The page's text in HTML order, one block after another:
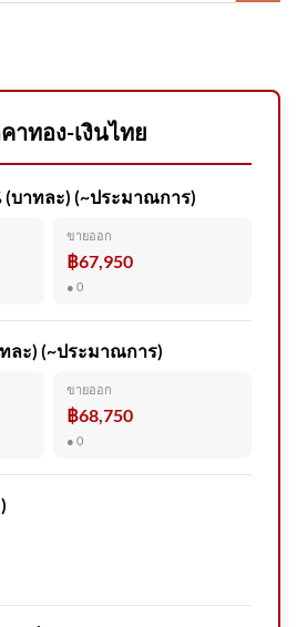
สถาบันอิศรา-สสส.ถอดบทเรียน
หลักสูตร AI4Media ครั้งที่ 1
กลุ่มบรรณาธิการและผู้ปฏิบัติ
𝙉𝙀𝙒𝙎 : สีดอทองม้วน ช้างป่า
วัยราว 50 ปี ล้มแล้ว หลังทีมสัตว
โรงเรียนเทพศิรินทร์ นนทบุรี
าทอง-เงินไทย
(บาทละ) (~ประมาณการ)
ขายออก
฿67,950
● 0
ละ) (~ประมาณการ)
ขายออก
฿68,750
● 0